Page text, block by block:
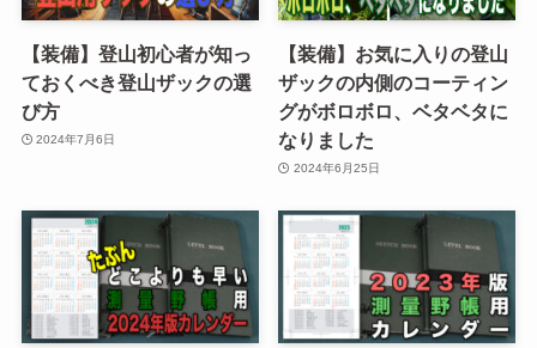
【装備】登山初心者が知っ
ておくべき登山ザックの選
び方
2024年7月6日
【装備】お気に入りの登山
ザックの内側のコーティン
グがボロボロ、ベタベタに
なりました
2024年6月25日